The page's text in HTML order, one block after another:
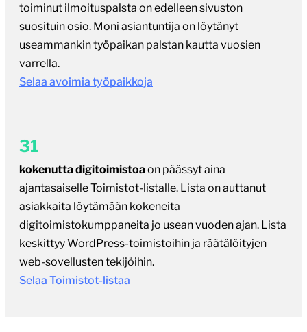
toiminut ilmoituspalsta on edelleen sivuston
suosituin osio. Moni asiantuntija on löytänyt
useammankin työpaikan palstan kautta vuosien
varrella.
Selaa avoimia työpaikkoja
31
kokenutta digitoimistoaon päässyt aina
ajantasaiselle Toimistot-listalle. Lista on auttanut
asiakkaita löytämään kokeneita
digitoimistokumppaneita jo usean vuoden ajan. Lista
keskittyy WordPress-toimistoihin ja räätälöityjen
web-sovellusten tekijöihin.
Selaa Toimistot-listaa